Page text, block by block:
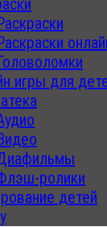
игры для
ролики
детей